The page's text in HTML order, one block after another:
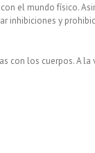
el mundo físico.
inhibiciones y
con los cuerpos. A la